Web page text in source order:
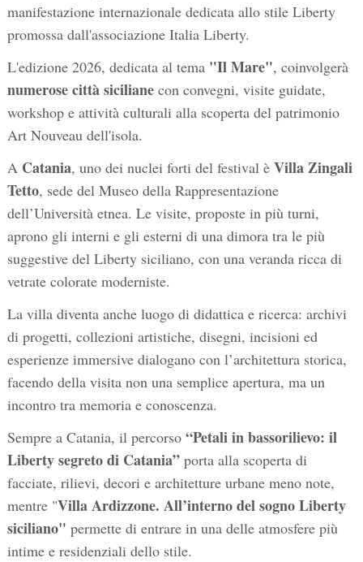
manifestazione internazionale dedicata allo stile Liberty
promossa dall'associazione Italia Liberty.
L'edizione 2026, dedicata al tema "Il Mare", coinvolgerà
numerose città siciliane con convegni, visite guidate,
workshop e attività culturali alla scoperta del patrimonio
Art Nouveau dell'isola.
A Catania, uno dei nuclei forti del festival è Villa Zingali
Tetto, sede del Museo della Rappresentazione
dell’Università etnea. Le visite, proposte in più turni,
aprono gli interni e gli esterni di una dimora tra le più
suggestive del Liberty siciliano, con una veranda ricca di
vetrate colorate moderniste.
La villa diventa anche luogo di didattica e ricerca: archivi
di progetti, collezioni artistiche, disegni, incisioni ed
esperienze immersive dialogano con l’architettura storica,
facendo della visita non una semplice apertura, ma un
incontro tra memoria e conoscenza.
Sempre a Catania, il percorso “Petali in bassorilievo: il
Liberty segreto di Catania”porta alla scoperta di
facciate, rilievi, decori e architetture urbane meno note,
mentre "Villa Ardizzone. All’interno del sogno Liberty
siciliano" permette di entrare in una delle atmosfere più
intime e residenziali dello stile.